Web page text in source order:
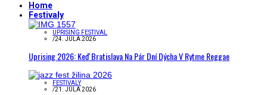
Home
Festivaly
UPRISING FESTIVAL
/24. JÚLA 2026
Uprising 2026: Keď Bratislava Na Pár Dní Dýcha V Rytme Reggae
FESTIVALY
/21. JÚLA 2026